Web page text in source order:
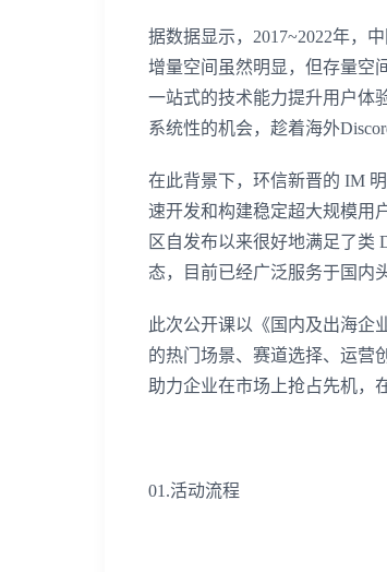
据数据显示，2017~2022年，
增量空间虽然明显，但存量空
一站式的技术能力提升用户体
系统性的机会，趁着海外
在此背景下，环信新晋的 IM
速开发和构建稳定超大规模用
区自发布以来很好地满足了类
态，目前已经广泛服务于国内
此次公开课以《国内及出海企
的热门场景、赛道选择、运营
助力企业在市场上抢占先机，
01.活动流程